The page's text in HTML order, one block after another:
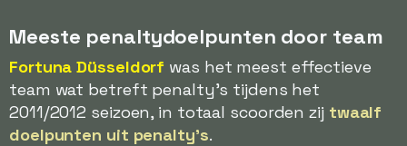
Meeste penaltydoelpunten door team
Fortuna Düsseldorf was het meest effectieve
team wat betreft penalty's tijdens het
2011/2012 seizoen, in totaal scoorden zij twaalf
doelpunten uit penalty's.